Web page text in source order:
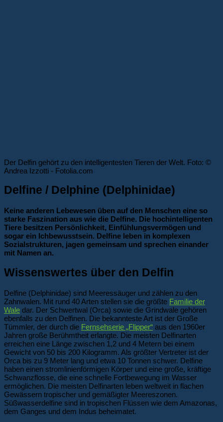
Der Delfin gehört zu den intelligentesten Tieren der Welt. Foto: ©
Andrea Izzotti - Fotolia.com
Delfine / Delphine (Delphinidae)
Keine anderen Lebewesen üben auf den Menschen eine so
starke Faszination aus wie die Delfine. Die hochintelligenten
Tiere besitzen Persönlichkeit, Einfühlungsvermögen und
sogar ein Ichbewusstsein. Delfine leben in komplexen
Sozialstrukturen, jagen gemeinsam und sprechen einander
mit Namen an.
Wissenswertes über den Delfin
Delfine (Delphinidae) sind Meeressäuger und zählen zu den
Zahnwalen. Mit rund 40 Arten stellen sie die größte Familie der
Wale dar. Der Schwertwal (Orca) sowie die Grindwale gehören
ebenfalls zu den Delfinen. Die bekannteste Art ist der Große
Tümmler, der durch die Fernsehserie „Flipper“ aus den 1960er
Jahren große Berühmtheit erlangte. Die meisten Delfinarten
erreichen eine Länge zwischen 1,2 und 4 Metern bei einem
Gewicht von 50 bis 200 Kilogramm. Als größter Vertreter ist der
Orca bis zu 9 Meter lang und etwa 10 Tonnen schwer. Delfine
haben einen stromlinienförmigen Körper und eine große, kräftige
Schwanzflosse, die eine schnelle Fortbewegung im Wasser
ermöglichen. Die meisten Delfinarten leben weltweit in flachen
Gewässern tropischer und gemäßigter Meereszonen.
Süßwasserdelfine sind in tropischen Flüssen wie dem Amazonas,
dem Ganges und dem Indus beheimatet.